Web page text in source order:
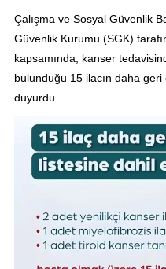
Çalışma ve Sosyal Güvenlik
Güvenlik Kurumu (SGK)
kapsamında, kanser
bulunduğu 15 ilacın daha
duyurdu.